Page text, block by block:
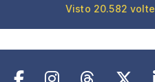
Visto 20.582 volte